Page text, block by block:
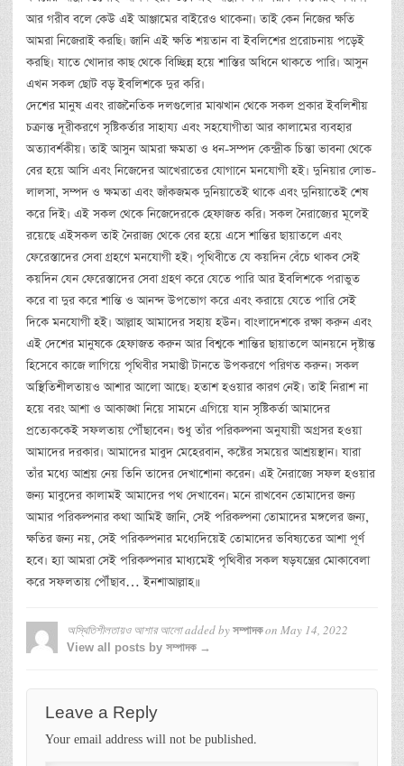
আর গরীব বলে কেউ এই আঞ্জামের বাইরেও থাকেনা। তাই কেন নিজের ক্ষতি
আমরা নিজেরাই করছি। জানি এই ক্ষতি শয়তান বা ইবলিশের প্ররোচনায় পড়েই
করছি। যাতে খোদার কাছ থেকে বিচ্ছিন্ন হয়ে শাস্তির অধিনে থাকতে পারি। আসুন
এখন সকল ছোট বড় ইবলিশকে দুর করি।
দেশের মানুষ এবং রাজনৈতিক দলগুলোর মাঝখান থেকে সকল প্রকার ইবলিশীয়
চক্রান্ত দূরীকরণে সৃষ্টিকর্তার সাহায্য এবং সহযোগীতা আর কালামের ব্যবহার
অত্যাবর্শকীয়। তাই আসুন আমরা ক্ষমতা ও ধন-সম্পদ কেন্দ্রীক চিন্তা ভাবনা থেকে
বের হয়ে আসি এবং নিজেদের আখেরাতের যোগানে মনযোগী হই। দুনিয়ার লোভ-
লালসা, সম্পদ ও ক্ষমতা এবং জাঁকজমক দুনিয়াতেই থাকে এবং দুনিয়াতেই শেষ
করে দিই। এই সকল থেকে নিজেদেরকে হেফাজত করি। সকল নৈরাজ্যের মূলেই
রয়েছে এইসকল তাই নৈরাজ্য থেকে বের হয়ে এসে শান্তির ছায়াতলে এবং
ফেরেস্তাদের সেবা গ্রহণে মনযোগী হই। পৃথিবীতে যে কয়দিন বেঁচে থাকব সেই
কয়দিন যেন ফেরেস্তাদের সেবা গ্রহণ করে যেতে পারি আর ইবলিশকে পরাভুত
করে বা দুর করে শান্তি ও আনন্দ উপভোগ করে এবং করায়ে যেতে পারি সেই
দিকে মনযোগী হই। আল্লাহ আমাদের সহায় হউন। বাংলাদেশকে রক্ষা করুন এবং
এই দেশের মানুষকে হেফাজত করুন আর বিশ্বকে শান্তির ছায়াতলে আনয়নে দৃষ্টান্ত
হিসেবে কাজে লাগিয়ে পৃথিবীর সমাপ্তী টানতে উপকরণে পরিণত করুন। সকল
অস্থিতিশীলতায়ও আশার আলো আছে। হতাশ হওয়ার কারণ নেই। তাই নিরাশ না
হয়ে বরং আশা ও আকাঙ্খা নিয়ে সামনে এগিয়ে যান সৃষ্টিকর্তা আমাদের
প্রত্যেককেই সফলতায় পৌঁছাবেন। শুধু তাঁর পরিকল্পনা অনুযায়ী অগ্রসর হওয়া
আমাদের দরকার। আমাদের মাবুদ মেহেরবান, কষ্টের সময়ের আশ্রয়স্থান। যারা
তাঁর মধ্যে আশ্রয় নেয় তিনি তাদের দেখাশোনা করেন। এই নৈরাজ্যে সফল হওয়ার
জন্য মাবুদের কালামই আমাদের পথ দেখাবেন। মনে রাখবেন তোমাদের জন্য
আমার পরিকল্পনার কথা আমিই জানি, সেই পরিকল্পনা তোমাদের মঙ্গলের জন্য,
ক্ষতির জন্য নয়, সেই পরিকল্পনার মধ্যেদিয়েই তোমাদের ভবিষ্যতের আশা পূর্ণ
হবে। হ্যা আমরা সেই পরিকল্পনার মাধ্যমেই পৃথিবীর সকল ষড়যন্ত্রের মোকাবেলা
করে সফলতায় পৌঁছাব… ইনশাআল্লাহ॥
অস্থিতিশীলতায়ও আশার আলোadded by সম্পাদকon May 14, 2022
View all posts by সম্পাদক →
Leave a Reply
Your email address will not be published.